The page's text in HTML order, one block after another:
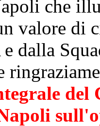
che
valore di
dalla